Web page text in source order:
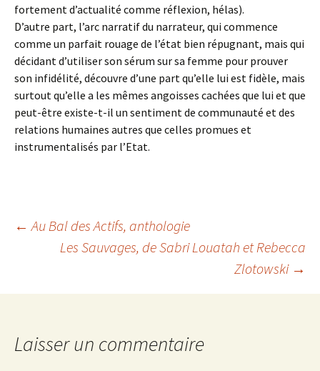
fortement d’actualité comme réflexion, hélas).
D’autre part, l’arc narratif du narrateur, qui commence
comme un parfait rouage de l’état bien répugnant, mais qui
décidant d’utiliser son sérum sur sa femme pour prouver
son infidélité, découvre d’une part qu’elle lui est fidèle, mais
surtout qu’elle a les mêmes angoisses cachées que lui et que
peut-être existe-t-il un sentiment de communauté et des
relations humaines autres que celles promues et
instrumentalisés par l’Etat.
Navigation
← Au Bal des Actifs, anthologie
Les Sauvages, de Sabri Louatah et Rebecca
Zlotowski →
Laisser un commentaire